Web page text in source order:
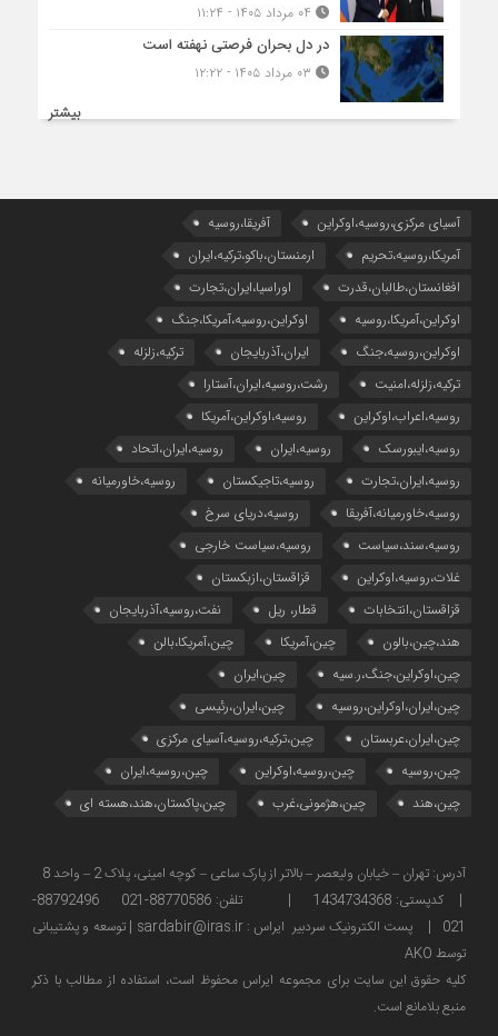
در دل بحران فرصتی نهفته است
بیشتر
آسیای مرکزی،روسیه،اوکراین
آفریقا،روسیه
آمریکا،روسیه،تحریم
ارمنستان،باکو،ترکیه،ایران
افغانستان،طالبان،قدرت
اوراسیا،ایران،تجارت
اوکراین،آمریکا،روسیه
اوکراین،روسیه،آمریکا،جنگ
اوکراین،روسیه،جنگ
ایران،آذربایجان
ترکیه،زلزله
ترکیه،زلزله،امنیت
رشت،روسیه،ایران،آستارا
روسیه،اعراب،اوکراین
روسیه،اوکراین،آمریکا
روسیه،ایبورسک
روسیه،ایران
روسیه،ایران،اتحاد
روسیه،ایران،تجارت
روسیه،تاجیکستان
روسیه،خاورمیانه
روسیه،خاورمیانه،آفریقا
روسیه،دریای سرخ
روسیه،سند،سیاست
روسیه،سیاست خارجی
غلات،روسیه،اوکراین
قزاقستان،ازبکستان
قزاقستان،انتخابات
قطار، ریل
نفت،روسیه،آذربایجان
هند،چین،بالون
چین،آمریکا
چین،آمریکا،بالن
چین،اوکراین،جنگ،ر.سیه
چین،ایران
چین،ایران،اوکراین،روسیه
چین،ایران،رئیسی
چین،ایران،عربستان
چین،ترکیه،روسیه،آسیای مرکزی
چین،روسیه
چین،روسیه،اوکراین
چین،روسیه،ایران
چین،هند
چین،هژمونی،غرب چین،پاکستان،هند،هسته ای
| کدپستی: 1434734368 | تلفن: 88770586-021 88792496-
021 | پست الکترونیک سردبیر ایراس : sardabir@iras.ir |
توسعه و پشتیبانی
توسط AKO
كليه حقوق این سایت برای مجموعه ایراس محفوظ است، استفاده از مطالب با ذكر
منبع بلامانع است.